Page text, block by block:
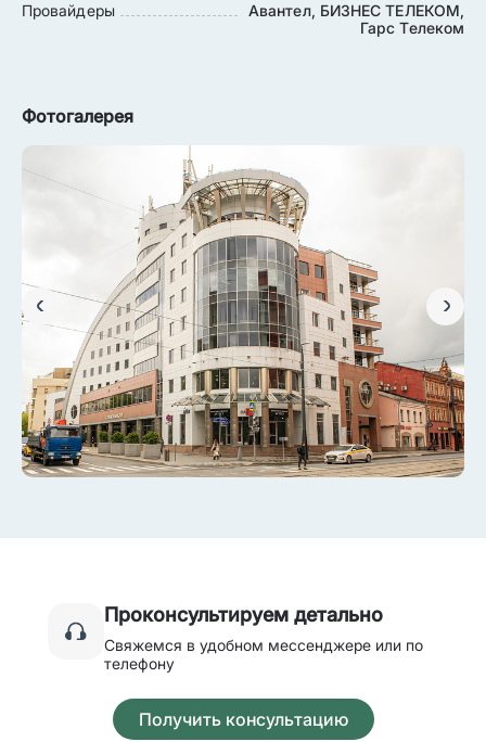
Провайдеры
Авантел, БИЗНЕС ТЕЛЕКОМ,
Гарс Телеком
Фотогалерея
Проконсультируем детально
Свяжемся в удобном мессенджере или по
телефону
Получить консультацию